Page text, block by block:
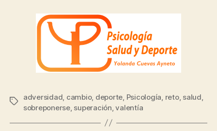
adversidad, cambio, deporte, Psicología, reto, salud,
sobreponerse, superación,valentía